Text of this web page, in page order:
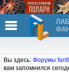
Вы здесь: Форумы
вам запомнился